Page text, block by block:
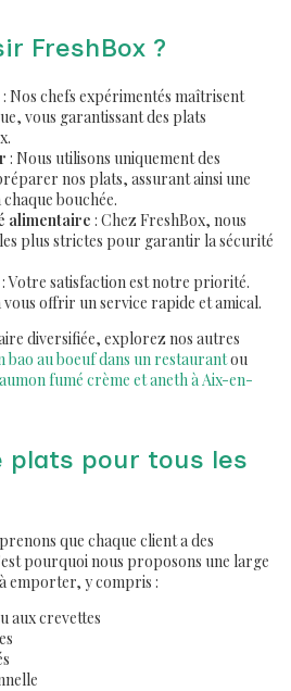
FreshBox ?
: Nos chefs expérimentés maîtrisent
vous garantissant des plats
: Nous utilisons uniquement des
nos plats, assurant ainsi une
bouchée.
alimentaire : Chez FreshBox, nous
plus strictes pour garantir la sécurité
: Votre satisfaction est notre priorité.
vous offrir un service rapide et amical.
diversifiée, explorez nos autres
bao au boeuf dans un restaurantou
fumé crème et aneth à Aix-en-
plats pour tous les
que chaque client a des
pourquoi nous proposons une large
emporter, y compris :
aux crevettes